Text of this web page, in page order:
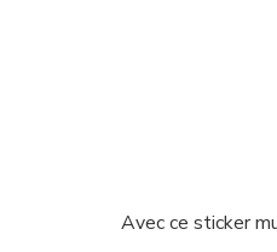
Avec ce sticker